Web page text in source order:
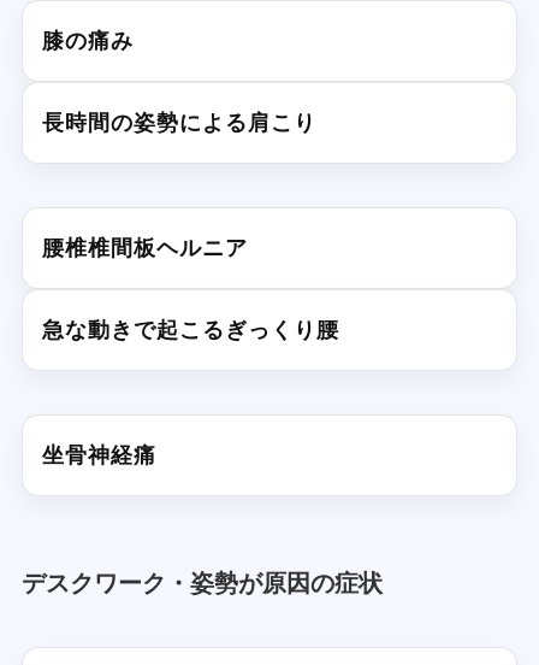
膝の痛み
長時間の姿勢による肩こり
腰椎椎間板ヘルニア
急な動きで起こるぎっくり腰
坐骨神経痛
デスクワーク・姿勢が原因の症状